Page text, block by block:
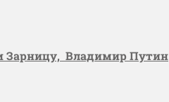
Зарницу, Владимир Путин